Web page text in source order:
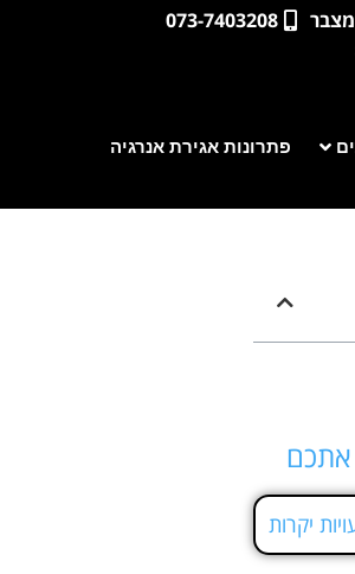
073-7403208
פתרונות אגירת אנרגיה
אתכם
יקרות